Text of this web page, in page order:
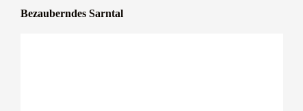
Bezauberndes Sarntal